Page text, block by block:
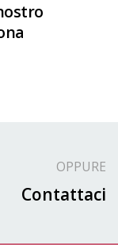
OPPURE
Contattaci